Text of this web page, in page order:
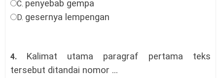
C. penyebab gempa
D. gesernya lempengan
4.
Kalimat utama paragraf pertama teks
tersebut ditandai nomor ...